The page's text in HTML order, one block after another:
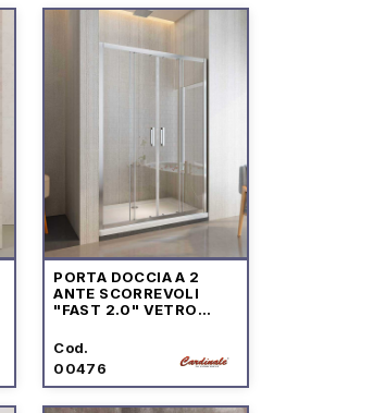
PORTA DOCCIA A 2
ANTE SCORREVOLI
"FAST 2.0" VETRO
CROMO
Cod.
00476